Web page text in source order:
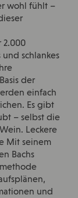
wohl fühlt –
2.000
schlankes
der
einfach
Es gibt
– selbst die
Leckere
Mit seinem
Bachs
und